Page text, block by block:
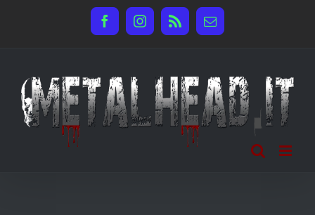
FacebookInstagram
Rss Email